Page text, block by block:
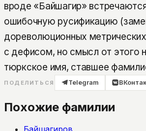
вроде «Байшагир»
ошибочную русификацию
дореволюционных
с дефисом, но смысл от этого
тюркское имя, ставшее
ПОДЕЛИТЬСЯ Telegram
Похожие фамилии